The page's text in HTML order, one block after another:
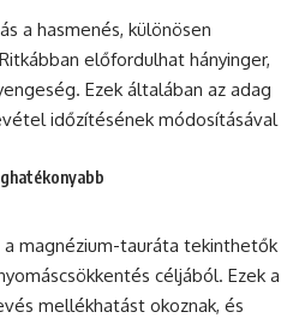
a hasmenés, különösen
előfordulhat hányinger,
Ezek általában az adag
időzítésének módosításával
magnézium-tauráta tekinthetők
céljából. Ezek a
mellékhatást okoznak, és